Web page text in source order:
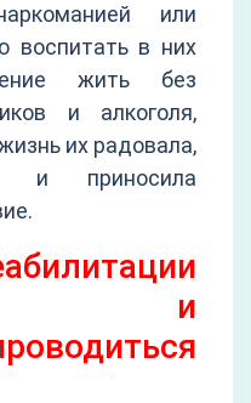
или
воспитать в них
жить без
и алкоголя,
их радовала,
и приносила
и